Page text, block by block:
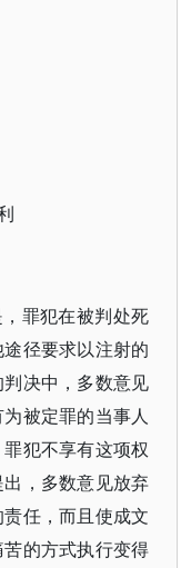
罪犯在被判处死
径要求以注射的
决中，多数意见
被定罪的当事人
犯不享有这项权
，多数意见放弃
任，而且使成文
的方式执行变得